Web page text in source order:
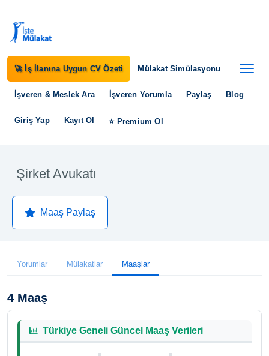
🚀 İş İlanına Uygun CV Özeti Mülakat Simülasyonu
İşveren & Meslek Ara İşveren Yorumla Paylaş Blog
Giriş Yap Kayıt Ol ⭐ Premium Ol
Şirket Avukatı
Maaş Paylaş
Yorumlar Mülakatlar Maaşlar
4 Maaş
Türkiye Geneli Güncel Maaş Verileri